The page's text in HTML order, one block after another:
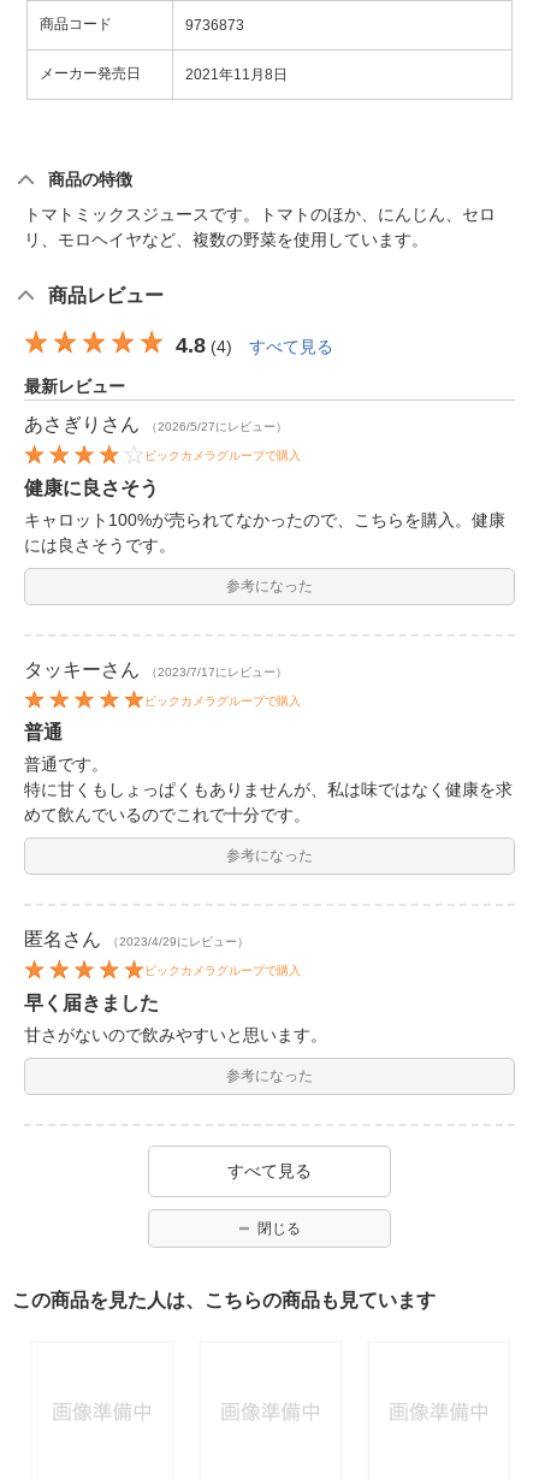
商品コード 9736873
メーカー発売日 2021年11月8日
商品の特徴
トマトミックスジュースです。トマトのほか、にんじん、セロ
リ、モロヘイヤなど、複数の野菜を使用しています。
商品レビュー
4.8 (4) すべて見る
最新レビュー
あさぎり さん （2026/5/27にレビュー）
ビックカメラグループで購入
健康に良さそう
キャロット100%が売られてなかったので、こちらを購入。健康
には良さそうです。
参考になった
タッキーさん （2023/7/17にレビュー）
ビックカメラグループで購入
普通
普通です。
特に甘くもしょっぱくもありませんが、私は味ではなく健康を求
めて飲んでいるのでこれで十分です。
参考になった
匿名 さん （2023/4/29にレビュー）
ビックカメラグループで購入
早く届きました
甘さがないので飲みやすいと思います。
参考になった
すべて見る
閉じる
この商品を見た人は、こちらの商品も見ています